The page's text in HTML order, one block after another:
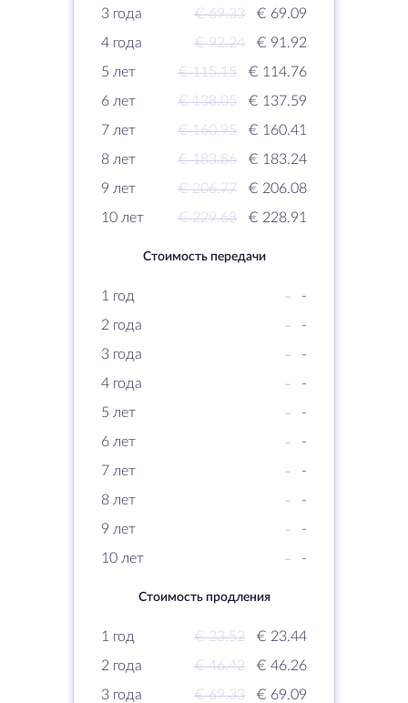
3 года
€ 69.33
€ 69.09
4 года
€ 92.24
€ 91.92
5 лет
€ 115.15
€ 114.76
6 лет
€ 138.05
€ 137.59
7 лет
€ 160.95
€ 160.41
8 лет
€ 183.86
€ 183.24
9 лет
€ 206.77
€ 206.08
10 лет
€ 229.68 € 228.91
Стоимость передачи
1 год -
-
2 года
-
-
3 года
-
-
4 года
-
-
5 лет
-
-
6 лет
-
-
7 лет
-
-
8 лет
-
-
9 лет
-
-
10 лет
- -
Стоимость продления
1 год € 23.52
€ 23.44
2 года
€ 46.42
€ 46.26
3 года
€ 69.33
€ 69.09